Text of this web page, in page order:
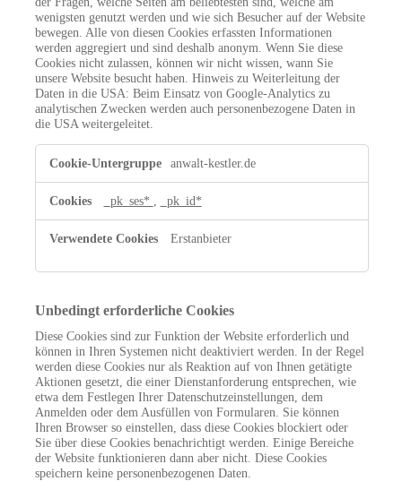
wenigsten genutzt werden und wie sich Besucher auf der Website
bewegen. Alle von diesen Cookies erfassten Informationen
werden aggregiert und sind deshalb anonym. Wenn Sie diese
Cookies nicht zulassen, können wir nicht wissen, wann Sie
unsere Website besucht haben. Hinweis zu Weiterleitung der
Daten in die USA: Beim Einsatz von Google-Analytics zu
analytischen Zwecken werden auch personenbezogene Daten in
die USA weitergeleitet.
Leistungs-
Cookies
anwalt-kestler.de
_pk_ses* _pk_id*
Erstanbieter
Unbedingt erforderliche Cookies
Diese Cookies sind zur Funktion der Website erforderlich und
können in Ihren Systemen nicht deaktiviert werden. In der Regel
werden diese Cookies nur als Reaktion auf von Ihnen getätigte
Aktionen gesetzt, die einer Dienstanforderung entsprechen, wie
etwa dem Festlegen Ihrer Datenschutzeinstellungen, dem
Anmelden oder dem Ausfüllen von Formularen. Sie können
Ihren Browser so einstellen, dass diese Cookies blockiert oder
Sie über diese Cookies benachrichtigt werden. Einige Bereiche
der Website funktionieren dann aber nicht. Diese Cookies
speichern keine personenbezogenen Daten.